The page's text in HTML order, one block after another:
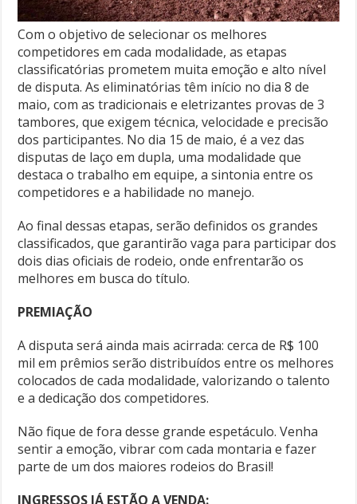
Com o objetivo de selecionar os melhores
competidores em cada modalidade, as etapas
classificatórias prometem muita emoção e alto nível
de disputa. As eliminatórias têm início no dia 8 de
maio, com as tradicionais e eletrizantes provas de 3
tambores, que exigem técnica, velocidade e precisão
dos participantes. No dia 15 de maio, é a vez das
disputas de laço em dupla, uma modalidade que
destaca o trabalho em equipe, a sintonia entre os
competidores e a habilidade no manejo.
Ao final dessas etapas, serão definidos os grandes
classificados, que garantirão vaga para participar dos
dois dias oficiais de rodeio, onde enfrentarão os
melhores em busca do título.
PREMIAÇÃO
A disputa será ainda mais acirrada: cerca de R$ 100
mil em prêmios serão distribuídos entre os melhores
colocados de cada modalidade, valorizando o talento
e a dedicação dos competidores.
Não fique de fora desse grande espetáculo. Venha
sentir a emoção, vibrar com cada montaria e fazer
parte de um dos maiores rodeios do Brasil!
INGRESSOS JÁ ESTÃO A VENDA: